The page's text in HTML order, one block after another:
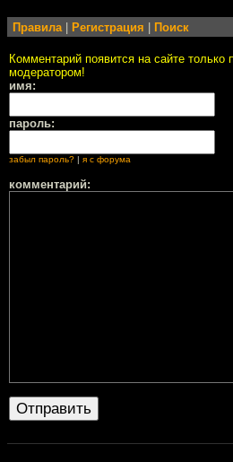
Правила| Регистрация Поиск
Комментарий появится на сайте только
модератором!
имя:
пароль:
забыл пароль? | я с форума
комментарий: